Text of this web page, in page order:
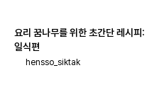
요리 꿈나무를 위한 초간단 레시피:
일식편
hensso_siktak